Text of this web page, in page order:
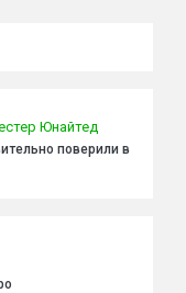
Юнайтед
поверили в